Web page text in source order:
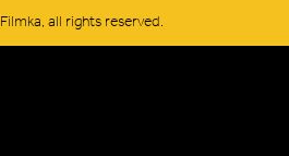
Filmka, all rights reserved.